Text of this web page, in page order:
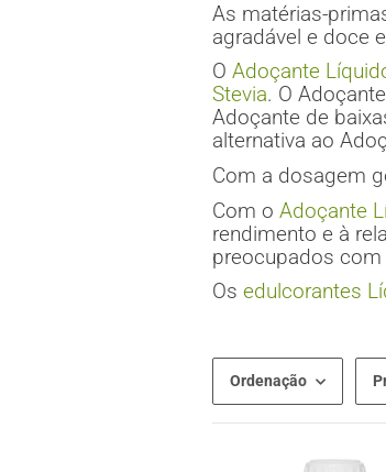
As matérias-
agradável e doce
O Adoçante
Stevia. O
Adoçante de
alternativa ao
Com a dosagem
Com o Adoçante
rendimento e à
preocupados com
Os edulcorantes
Ordenação